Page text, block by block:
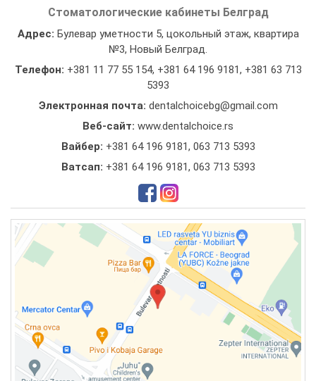
Стоматологические кабинеты Белград
Адрес: Булевар уметности 5, цокольный этаж, квартира
№3, Новый Белград.
Телефон: +381 11 77 55 154, +381 64 196 9181, +381 63 713
5393
Электронная почта: dentalchoicebg@gmail.com
Веб-сайт: www.dentalchoice.rs
Вайбер: +381 64 196 9181, 063 713 5393
Ватсап: +381 64 196 9181, 063 713 5393